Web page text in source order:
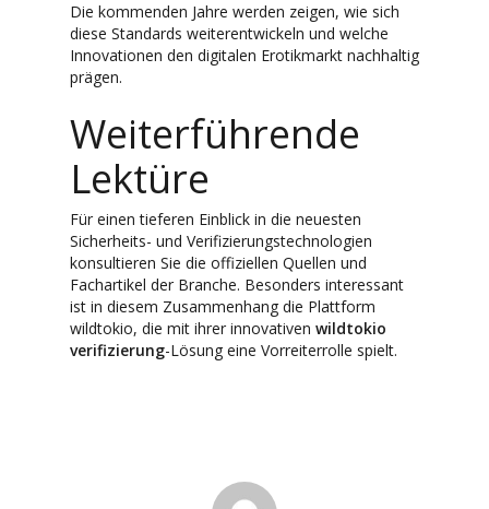
Die kommenden Jahre werden zeigen, wie sich
diese Standards weiterentwickeln und welche
Innovationen den digitalen Erotikmarkt nachhaltig
prägen.
Weiterführende
Lektüre
Für einen tieferen Einblick in die neuesten
Sicherheits- und Verifizierungstechnologien
konsultieren Sie die offiziellen Quellen und
Fachartikel der Branche. Besonders interessant
ist in diesem Zusammenhang die Plattform
wildtokio, die mit ihrer innovativen wildtokio
verifizierung-Lösung eine Vorreiterrolle spielt.